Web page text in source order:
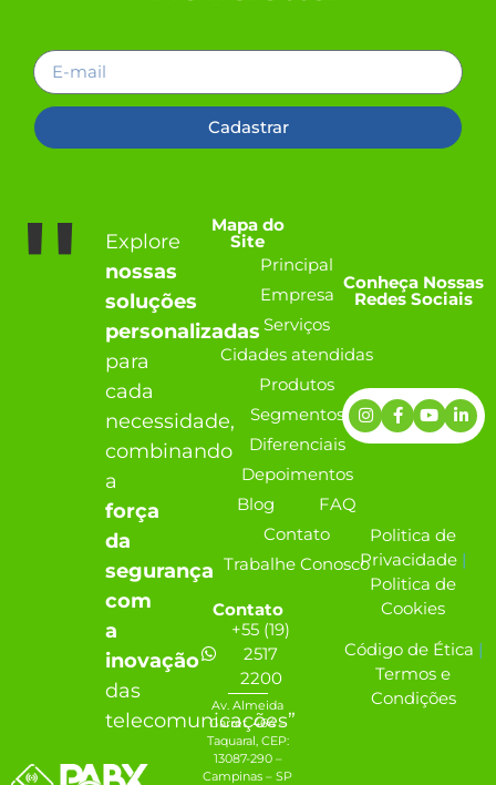
Cadastrar
''
Explore
nossas
soluções
personalizadas
para
cada
necessidade,
combinando
a
força
da
segurança
com
a
inovação
das
telecomunicações”
Mapa do
Site
Principal
Empresa
Serviços
Cidades atendidas
Produtos
Segmentos
Diferenciais
Depoimentos
Blog
FAQ
Contato
Trabalhe Conosco
Contato
+55 (19)
2517
2200
Av. Almeida
Garret, 464 –
Taquaral, CEP:
13087-290 –
Campinas – SP
Conheça Nossas
Redes Sociais
Politica de
Privacidade |
Politica de
Cookies
Código de Ética |
Termos e
Condições